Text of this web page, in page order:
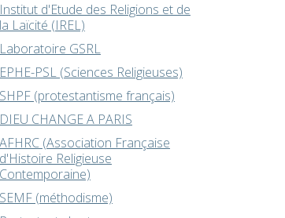
Institut d'Etude des Religions et de
la Laïcité (IREL)
Laboratoire GSRL
EPHE-PSL (Sciences Religieuses)
SHPF (protestantisme français)
DIEU CHANGE A PARIS
AFHRC (Association Française
d'Histoire Religieuse
Contemporaine)
SEMF (méthodisme)